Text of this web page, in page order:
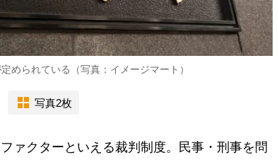
められている（写真：イメージマート）
写真2枚
ァクターといえる裁判制度。民事・刑事を問